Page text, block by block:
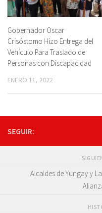
Gobernador Oscar
Crisóstomo Hizo Entrega del
Vehículo Para Traslado de
Personas con Discapacidad
ENERO 11, 2022
SEGUIR:
Alcaldes de Yungay y